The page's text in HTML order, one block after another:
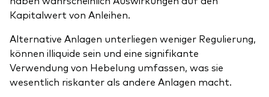
Kapitalwert von Anleihen.
Alternative Anlagen unterliegen weniger Regulierung,
können illiquide sein und eine signifikante
Verwendung von Hebelung umfassen, was sie
wesentlich riskanter als andere Anlagen macht.